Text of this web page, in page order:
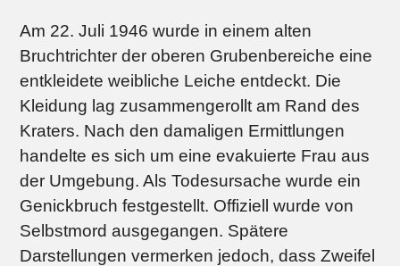
Am 22. Juli 1946 wurde in einem alten
Bruchtrichter der oberen Grubenbereiche eine
entkleidete weibliche Leiche entdeckt. Die
Kleidung lag zusammengerollt am Rand des
Kraters. Nach den damaligen Ermittlungen
handelte es sich um eine evakuierte Frau aus
der Umgebung. Als Todesursache wurde ein
Genickbruch festgestellt. Offiziell wurde von
Selbstmord ausgegangen. Spätere
Darstellungen vermerken jedoch, dass Zweifel